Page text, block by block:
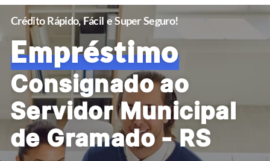
Crédito Rápido, Fácil e Super Seguro!
Empréstimo
Consignado ao
Servidor Municipal
de Gramado - RS